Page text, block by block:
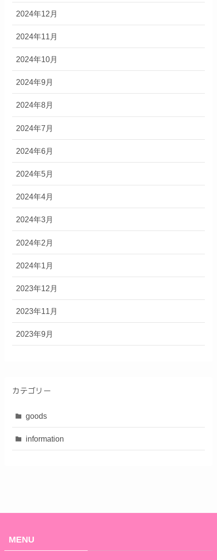
2024年12月
2024年11月
2024年10月
2024年9月
2024年8月
2024年7月
2024年6月
2024年5月
2024年4月
2024年3月
2024年2月
2024年1月
2023年12月
2023年11月
2023年9月
カテゴリー
goods
information
MENU